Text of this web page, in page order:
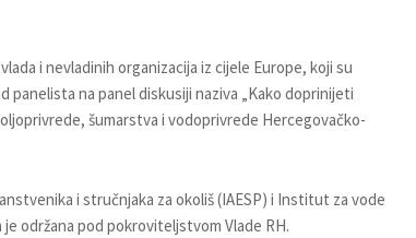
i nevladinih organizacija iz cijele Europe, koji su
panelista na panel diskusiji naziva „Kako doprinijeti
šumarstva i vodoprivrede Hercegovačko-
i stručnjaka za okoliš (IAESP) i Institut za vode
održana pod pokroviteljstvom Vlade RH.